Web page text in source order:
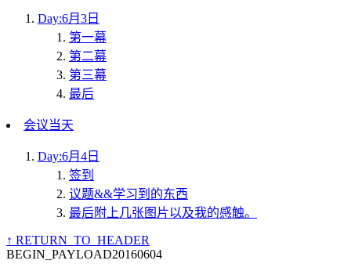
Day:6月3日
第一幕
第二幕
第三幕
最后
会议当天
Day:6月4日
签到
议题&&学习到的东西
最后附上几张图片以及我的感触。
↑ RETURN_TO_HEADER
BEGIN_PAYLOAD20160604